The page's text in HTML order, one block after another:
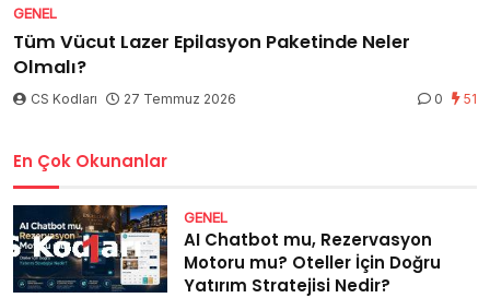
GENEL
Tüm Vücut Lazer Epilasyon Paketinde Neler
Olmalı?
CS Kodları 27 Temmuz 2026 0 51
En Çok Okunanlar
GENEL
AI Chatbot mu, Rezervasyon
Motoru mu? Oteller İçin Doğru
Yatırım Stratejisi Nedir?